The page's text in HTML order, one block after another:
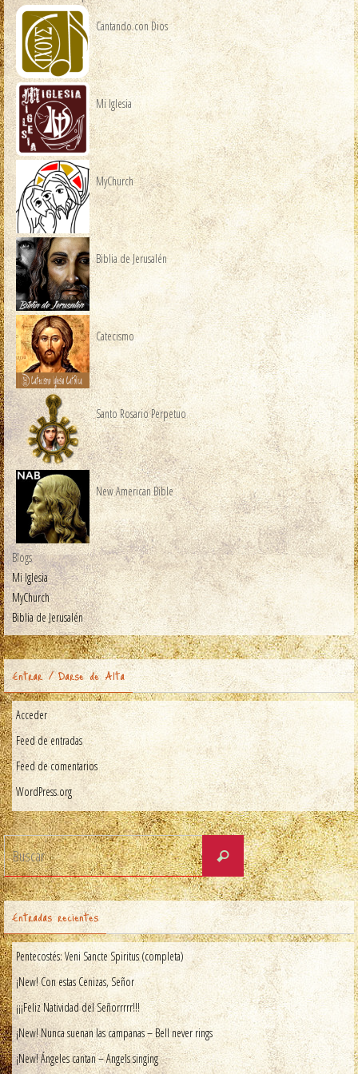
Cantando con Dios
Mi Iglesia
MyChurch
Biblia de Jerusalén
Catecismo
Santo Rosario Perpetuo
New American Bible
Blogs
Mi Iglesia
MyChurch
Biblia de Jerusalén
Entrar / Darse de Alta
Acceder
Feed de entradas
Feed de comentarios
WordPress.org
Entradas recientes
Pentecostés: Veni Sancte Spiritus (completa)
¡New! Con estas Cenizas, Señor
¡¡¡Feliz Natividad del Señorrrrr!!!
¡New! Nunca suenan las campanas – Bell never rings
¡New! Ángeles cantan – Angels singing